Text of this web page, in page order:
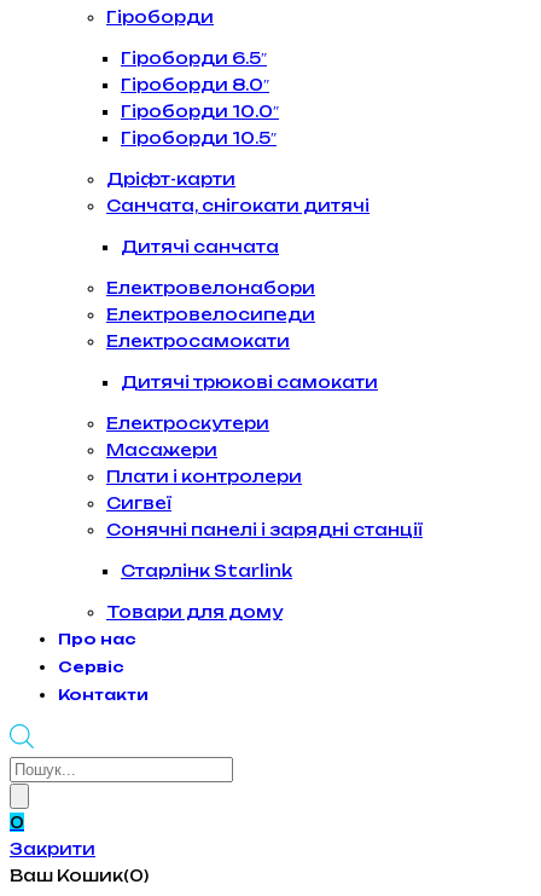
Гіроборди
Гіроборди 6.5″
Гіроборди 8.0″
Гіроборди 10.0″
Гіроборди 10.5″
Дріфт-карти
Санчата, снігокати дитячі
Дитячі санчата
Електровелонабори
Електровелосипеди
Електросамокати
Дитячі трюкові самокати
Електроскутери
Масажери
Плати і контролери
Сигвеї
Сонячні панелі і зарядні станції
Старлінк Starlink
Товари для дому
Про нас
Сервіс
Контакти
Products
0
Закрити
Ваш Кошик(0)